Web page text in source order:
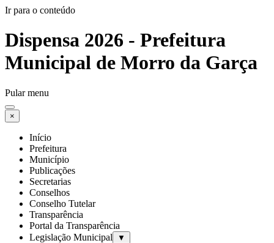
Ir para o conteúdo
Dispensa 2026 - Prefeitura
Municipal de Morro da Garça
Pular menu
×
Início
Prefeitura
Município
Publicações
Secretarias
Conselhos
Conselho Tutelar
Transparência
Portal da Transparência
Legislação Municipal
▼